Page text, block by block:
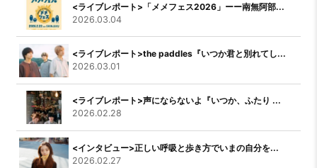
<ライブレポート>「メメフェス2026」ーー南無阿部...
2026.03.04
<ライブレポート>the paddles『いつか君と別れてし...
2026.03.01
<ライブレポート>声にならないよ『いつか、ふたり ...
2026.02.28
<インタビュー>正しい呼吸と歩き方でいまの自分を...
2026.02.27